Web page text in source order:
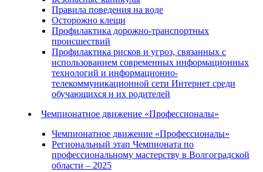
Правила поведения на воде
Осторожно клещи
Профилактика дорожно-транспортных
происшествий
Профилактика рисков и угроз, связанных с
использованием современных информационных
технологий и информационно-
телекоммуникационной сети Интернет среди
обучающихся и их родителей
Чемпионатное движение «Профессионалы»
Чемпионатное движение «Профессионалы»
Региональный этап Чемпионата по
профессиональному мастерству в Волгоградской
области – 2025